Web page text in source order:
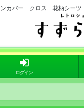
ンカバー クロス 花柄シー
ログイン